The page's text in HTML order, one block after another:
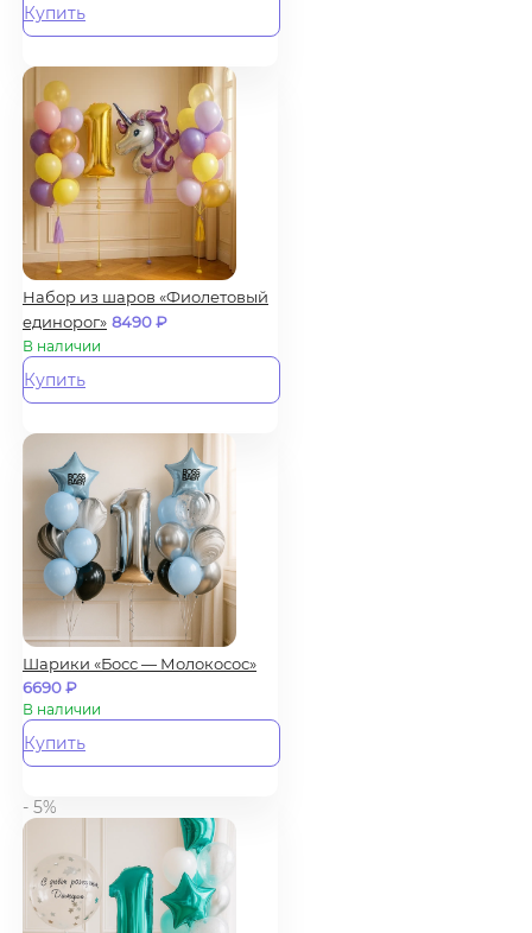
Купить
Набор из шаров «Фиолетовый
единорог» 8490₽
В наличии
Купить
Шарики «Босс — Молокосос»
6690₽
В наличии
Купить
- 5%